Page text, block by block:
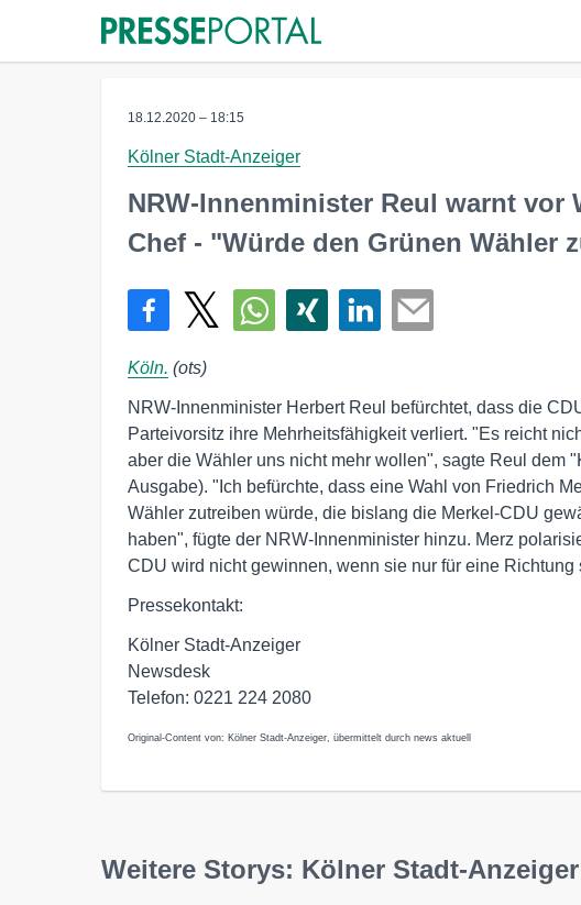
18.12.2020 – 18:15
Kölner Stadt-Anzeiger
NRW-Innenminister Reul warnt vor
Chef - "Würde den Grünen Wähler
Köln. (ots)
NRW-Innenminister Herbert Reul befürchtet, dass die
Parteivorsitz ihre Mehrheitsfähigkeit verliert. "Es reicht
aber die Wähler uns nicht mehr wollen", sagte Reul dem
Ausgabe). "Ich befürchte, dass eine Wahl von Friedrich
Wähler zutreiben würde, die bislang die Merkel-CDU
haben", fügte der NRW-Innenminister hinzu. Merz
CDU wird nicht gewinnen, wenn sie nur für eine Richtung
Pressekontakt:
Kölner Stadt-Anzeiger
Newsdesk
Telefon: 0221 224 2080
Original-Content von: Kölner Stadt-Anzeiger, übermittelt durch news aktuell
Weitere Storys: Kölner Stadt-Anzeiger